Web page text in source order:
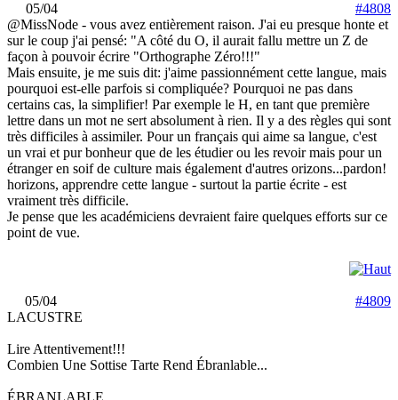
05/04
#4808
@MissNode - vous avez entièrement raison. J'ai eu presque honte et
sur le coup j'ai pensé: "A côté du O, il aurait fallu mettre un Z de
façon à pouvoir écrire "Orthographe Zéro!!!"
Mais ensuite, je me suis dit: j'aime passionnément cette langue, mais
pourquoi est-elle parfois si compliquée? Pourquoi ne pas dans
certains cas, la simplifier! Par exemple le H, en tant que première
lettre dans un mot ne sert absolument à rien. Il y a des règles qui sont
très difficiles à assimiler. Pour un français qui aime sa langue, c'est
un vrai et pur bonheur que de les étudier ou les revoir mais pour un
étranger en soif de culture mais également d'autres orizons...pardon!
horizons, apprendre cette langue - surtout la partie écrite - est
vraiment très difficile.
Je pense que les académiciens devraient faire quelques efforts sur ce
point de vue.
05/04
#4809
LACUSTRE
Lire Attentivement!!!
Combien Une Sottise Tarte Rend Ébranlable...
ÉBRANLABLE